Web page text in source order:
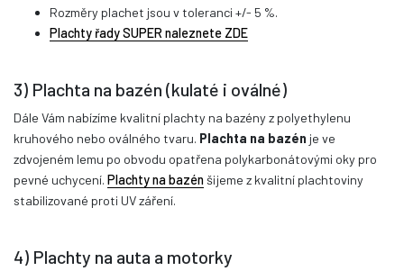
Rozměry plachet jsou v toleranci +/- 5 %.
Plachty řady SUPER naleznete ZDE
3) Plachta na bazén (kulaté i oválné)
Dále Vám nabízíme kvalitní plachty na bazény z polyethylenu
kruhového nebo oválného tvaru. Plachta na bazén je ve
zdvojeném lemu po obvodu opatřena polykarbonátovými oky pro
pevné uchycení. Plachty na bazénšijeme z kvalitní plachtoviny
stabilizované proti UV záření.
4) Plachty na auta a motorky